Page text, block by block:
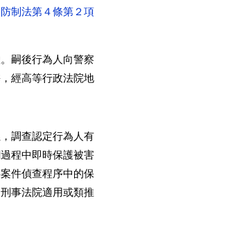
制法第４條第２項
嗣後行為人向警察
經高等行政法院地
調查認定行為人有
程中即時保護被害
件偵查程序中的保
事法院適用或類推